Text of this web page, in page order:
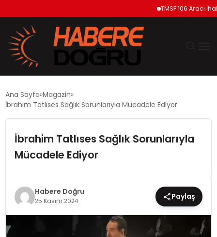
TMSF 106 Aracı
SİYASET
TEKNOLOJİ
SPOR
Ana Sayfa Magazin
İbrahim Tatlıses Sağlık Sorunlarıyla Mücadele Ediyor
İbrahim Tatlıses Sağlık Sorunlarıyla
Mücadele Ediyor
Habere Doğru
25 Kasım 2024 Paylaş